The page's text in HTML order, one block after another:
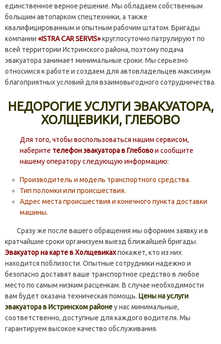
единственное верное решение. Мы обладаем собственным
большим автопарком спецтехники, а также
квалифицированным и опытным рабочим штатом. Бригады
компании «ISTRA CAR SERVIS»круглосуточно патрулируют по
всей территории Истринского района, поэтому подача
эвакуатора занимает минимальные сроки. Мы серьезно
относимся к работе и создаем для автовладельцев максимум
благоприятных условий для взаимовыгодного сотрудничества.
НЕДОРОГИЕ УСЛУГИ ЭВАКУАТОРА,
ХОЛЩЕВИКИ, ГЛЕБОВО
Для того, чтобы воспользоваться нашим сервисом,
наберите телефон эвакуатора в Глебовои сообщите
нашему оператору следующую информацию:
Производитель и модель транспортного средства.
Тип поломки или происшествия.
Адрес места происшествия и конечного пункта доставки
машины.
Сразу же после вашего обращения мы оформим заявку и в
кратчайшие сроки организуем выезд ближайшей бригады.
Эвакуатор на карте в Холщевикахпокажет, кто из них
находится поблизости. Опытные сотрудники надежно и
безопасно доставят ваше транспортное средство в любое
место по самым низким расценкам. В случае необходимости
вам будет оказана техническая помощь. Цены на услуги
эвакуатора в Истринском районеу нас минимальные,
соответственно, доступные для каждого водителя. Мы
гарантируем высокое качество обслуживания.